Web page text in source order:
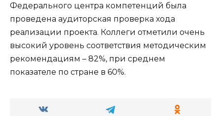
Федерального центра компетенций была
проведена аудиторская проверка хода
реализации проекта. Коллеги отметили очень
высокий уровень соответствия методическим
рекомендациям – 82%, при среднем
показателе по стране в 60%.